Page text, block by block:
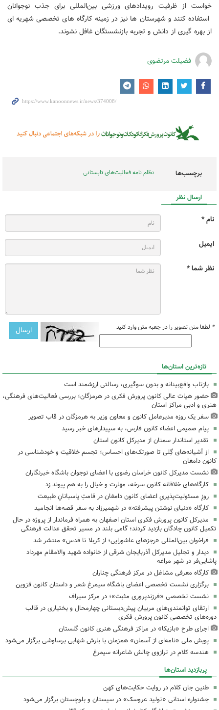
خواست از ظرفیت رویدادهای ورزشی بین‌المللی برای جذب نوجوانان
استفاده کنند و شهرستان ها نیز در زمینه کارگاه های تخصصی شهریه ای
از بهره گیری از دانش و تجربه بازنشستگان غافل نشوند.
فضیلت مرتضوی
برچسب‌ها نظام نامه فعالیت‌های تابستانی
ارسال نظر
نام *
ایمیل
نظر شما *
* لطفا متن تصویر را در جعبه متن وارد کنید
تازه‌ترین استان‌ها
بازتاب واقع‌بینانه و بدون سوگیری، رسالتی ارزشمند است
حضور هیات عالی کانون پرورش فکری در هرمزگان؛ بررسی فعالیت‌های فرهنگی،
هنری و ادبی مراکز استان
سفر یک روزه مدیرعامل کانون و معاون وزیر به هرمزگان در قاب تصویر
پیام صمیمی اعضاء کانون فارس، به سپیدارهای خبر رسید
تقدیر استاندار سمنان از مدیرکل کانون استان
از آشیانه‌های گِلی تا صورتک‌های احساس؛ تجسم خلاقیت و خودشناسی در
کانون دامغان
نشست مدیرکل کانون خراسان رضوی با اعضای نوجوان باشگاه خبرنگاران
کارگاه‌های خلاقانه کانون سرخه، مهارت و خیال را به هم پیوند زد
روزِ مسئولیت‌پذیریِ اعضای کانون دامغان در قامتِ پاسبانانِ طبیعت
کارگاه «دنیای نوشتن پیشرفته» در شهمیرزاد به سفر قصه‌ها انجامید
مدیرکل کانون پرورش فکری استان اصفهان به همراه فرماندار از پروژه در حال
تکمیل کانون چادگان بازدید کردند؛ گامی بلند در مسیر تحقق عدالت فرهنگی
فراخوان بین‌المللی «رجزهای عاشورایی؛ از کربلا تا قدس» منتشر شد
دیدار و تجلیل مدیرکل آذربایجان شرقی از خانواده شهید والامقام مهرداد
پاشایی‌فر در شهر مراغه
کارگاه معرفی مشاغل در مرکز فرهنگی چناران
برگزاری نشست تخصصی اعضای باشگاه سیمرغ شعر و داستان کانون قزوین
نشست تخصصی «فرزندپروری مثبت»؛ در مرکز سیراف
ارتقای توانمندی‌های مربیان پیش‌دبستانی چهارمحال و بختیاری در قالب
دوره‌های تخصصی کانون پرورش فکری
اجرای طرح «بازیکا» در مراکز فرهنگی هنری کانون گلستان
پویش ملی «نامه‌ای از آسمان» همزمان با بارش شهابی برساوشی برگزار می‌شود
هندسه کلام در ترازوی چالش شاعرانه سیمرغ
پربازدید استان‌ها
طنین جان کلام در روایت حکایت‌های کهن
جشنواره استانی «تولید عروسک» در سیستان و بلوچستان برگزار می‌شود